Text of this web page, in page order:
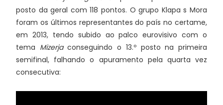
posto da geral com 118 pontos. O grupo Klapa s Mora
foram os últimos representantes do país no certame,
em 2013, tendo subido ao palco eurovisivo com o
tema Mizerjaconseguindo o 13.º posto na primeira
semifinal, falhando o apuramento pela quarta vez
consecutiva: